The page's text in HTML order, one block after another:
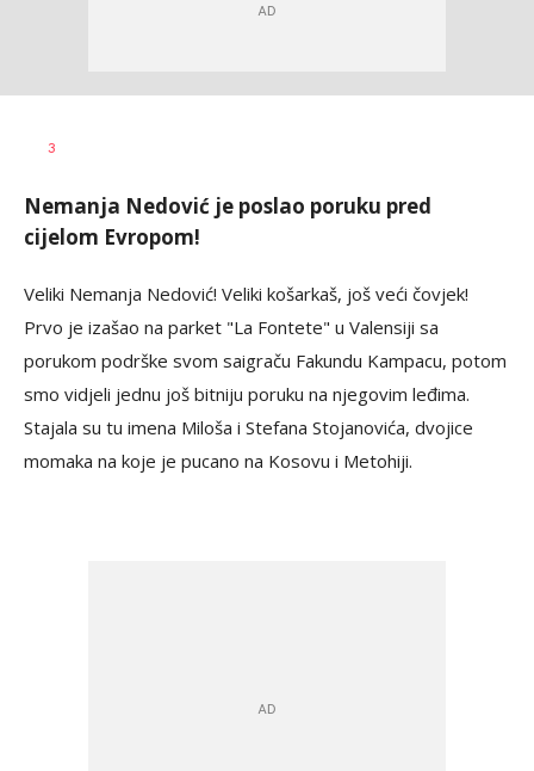
AUTOR
3
Nemanja Nedović je poslao poruku pred
cijelom Evropom!
Veliki Nemanja Nedović! Veliki košarkaš, još veći čovjek!
Prvo je izašao na parket "La Fontete" u Valensiji sa
porukom podrške svom saigraču Fakundu Kampacu, potom
smo vidjeli jednu još bitniju poruku na njegovim leđima.
Stajala su tu imena Miloša i Stefana Stojanovića, dvojice
momaka na koje je pucano na Kosovu i Metohiji.